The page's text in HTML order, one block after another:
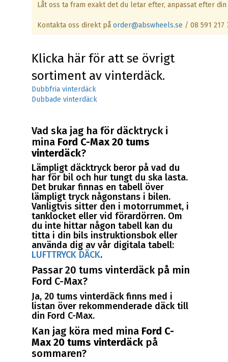
Låt oss ta fram exakt det du letar efter, anpassat efter
Kontakta oss direkt på order@abswheels.se / 08 591 217
Klicka här för att se övrigt
sortiment av vinterdäck.
Dubbfria vinterdäck
Dubbade vinterdäck
Vad ska jag ha för däcktryck i
mina Ford C-Max 20 tums
vinterdäck?
Lämpligt däcktryck beror på vad du
har för bil och hur tungt du ska lasta.
Det brukar finnas en tabell över
lämpligt tryck någonstans i bilen.
Vanligtvis sitter den i motorrummet, i
tanklocket eller vid förardörren. Om
du inte hittar någon tabell kan du
titta i din bils instruktionsbok eller
använda dig av vår digitala tabell:
LUFTTRYCK DÄCK.
Passar 20 tums vinterdäck på min
Ford C-Max?
Ja, 20 tums vinterdäck finns med i
listan över rekommenderade däck till
din Ford C-Max.
Kan jag köra med mina Ford C-
Max 20 tums vinterdäckpå
sommaren?